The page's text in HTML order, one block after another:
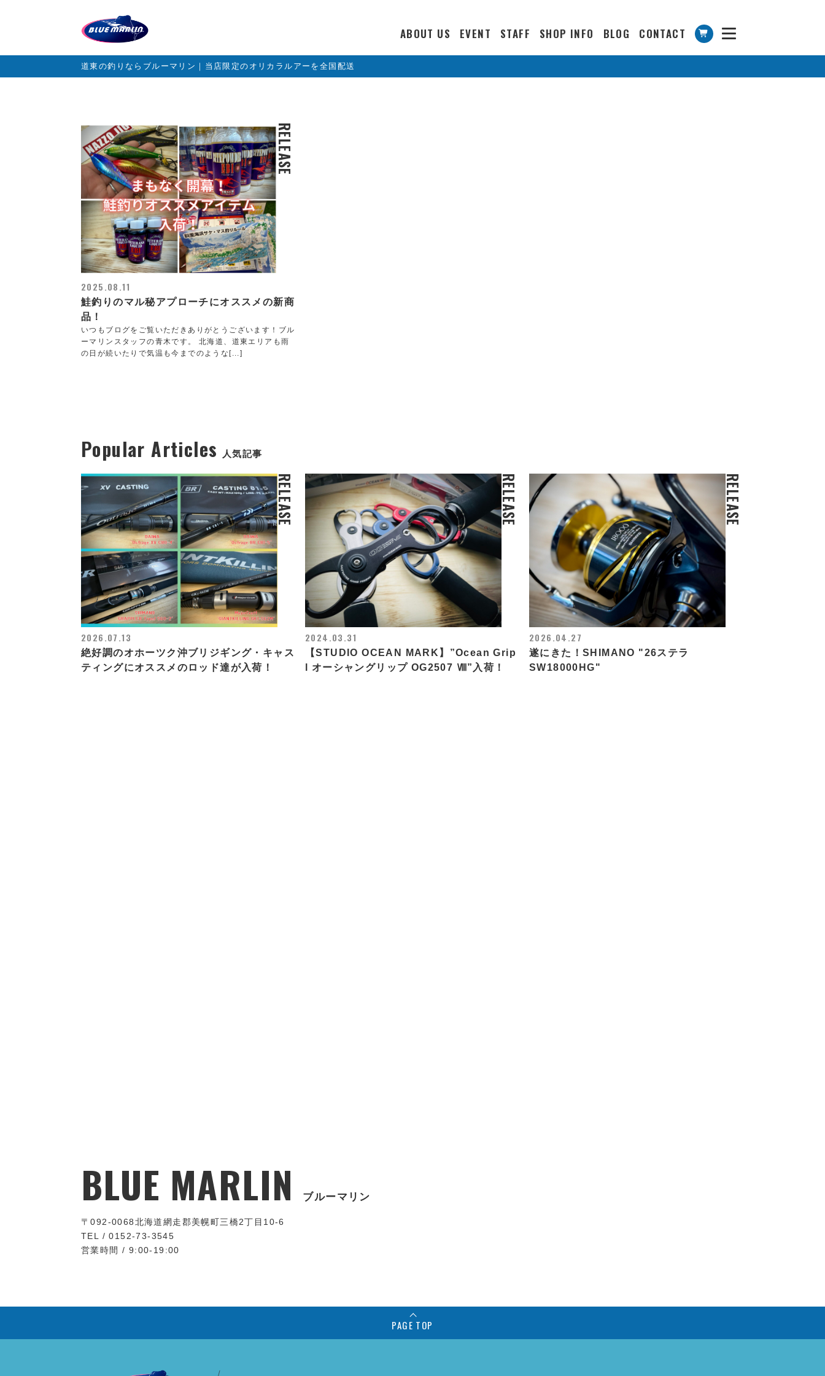
ABOUT US EVENT STAFF SHOP INFO BLOG CONTACT
道東の釣りならブルーマリン｜当店限定のオリカラルアーを全国配送
RELEASE
2025.08.11
鮭釣りのマル秘アプローチにオススメの新商
品！
いつもブログをご覧いただきありがとうございます！ブル
ーマリンスタッフの青木です。 北海道、道東エリアも雨
の日が続いたりで気温も今までのような[...]
Popular Articles 人気記事
RELEASE
2026.07.13
絶好調のオホーツク沖ブリジギング・キャス
ティングにオススメのロッド達が入荷！
RELEASE
2024.03.31
【STUDIO OCEAN MARK】”Ocean Grip
l オーシャングリップ OG2507 Ⅷ”入荷！
RELEASE
2026.04.27
遂にきた！SHIMANO "26ステラ
SW18000HG"
BLUE MARLIN ブルーマリン
〒092-0068北海道網走郡美幌町三橋2丁目10-6
TEL / 0152-73-3545
営業時間 / 9:00-19:00
PAGE TOP